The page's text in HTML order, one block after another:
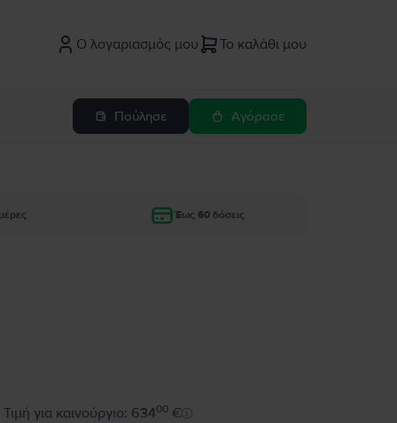
Ο λογαριασμός μου Το καλάθι μου
Πούλησε Αγόρασε
Έως 60 δόσεις
Τιμή για καινούργιο: 63400€